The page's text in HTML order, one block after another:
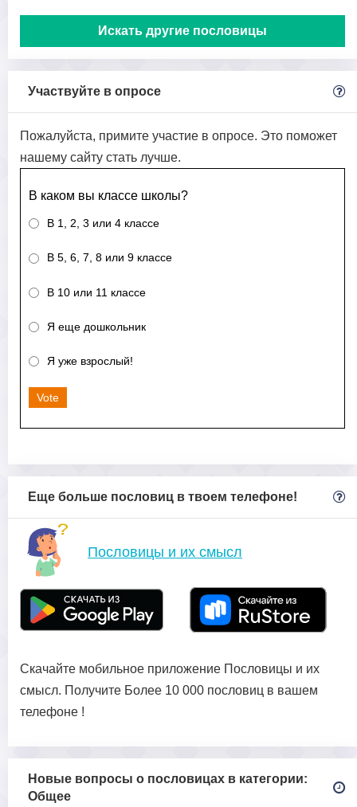
Искать другие пословицы
Участвуйте в опросе
Пожалуйста, примите участие в опросе. Это поможет
нашему сайту стать лучше.
В каком вы классе школы?
В 1, 2, 3 или 4 классе
В 5, 6, 7, 8 или 9 классе
В 10 или 11 классе
Я еще дошкольник
Я уже взрослый!
Vote
Еще больше пословиц в твоем телефоне!
Пословицы и их смысл
Скачайте мобильное приложение Пословицы и их
смысл. Получите Более 10 000 пословиц в вашем
телефоне !
Новые вопросы о пословицах в категории:
Общее